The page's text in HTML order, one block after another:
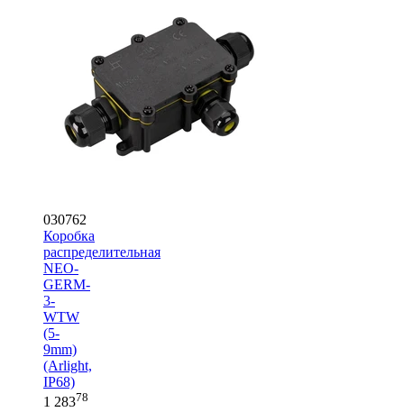
030762
Коробка
распределительная
NEO-
GERM-
3-
WTW
(5-
9mm)
(Arlight,
IP68)
1 28378